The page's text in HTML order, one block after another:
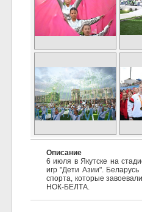
Описание
6 июля в Якутске на
игр "Дети Азии".
спорта, которые
НОК-БЕЛТА.